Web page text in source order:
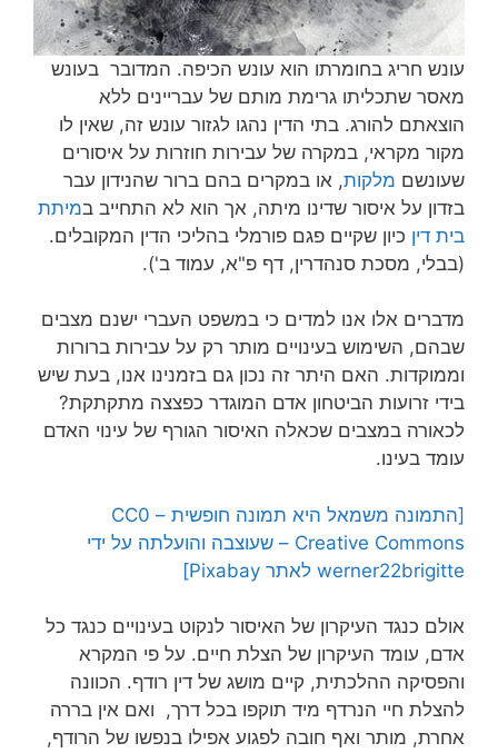
עונש חריג בחומרתו הוא עונש הכיפה. המדובר בעונש
מאסר שתכליתו גרימת מותם של עבריינים ללא
הוצאתם להורג. בתי הדין נהגו לגזור עונש זה, שאין לו
מקור מקראי, במקרה של עבירות חוזרות על איסורים
שעונשם מלקות, או במקרים בהם ברור שהנידון עבר
בזדון על איסור שדינו מיתה, אך הוא לא התחייב במיתת
בית דין כיון שקיים פגם פורמלי בהליכי הדין המקובלים.
(בבלי, מסכת סנהדרין, דף פ"א, עמוד ב').
מדברים אלו אנו למדים כי במשפט העברי ישנם מצבים
שבהם, השימוש בעינויים מותר רק על עבירות ברורות
וממוקדות. האם היתר זה נכון גם בזמנינו אנו, בעת שיש
בידי זרועות הביטחון אדם המוגדר כפצצה מתקתקת?
לכאורה במצבים שכאלה האיסור הגורף של עינוי האדם
עומד בעינו.
[התמונה משמאל היא תמונה חופשית – CC0
Creative Commons – שעוצבה והועלתה על ידי
werner22brigitte לאתר Pixabay]
אולם כנגד העיקרון של האיסור לנקוט בעינויים כנגד כל
אדם, עומד העיקרון של הצלת חיים. על פי המקרא
והפסיקה ההלכתית, קיים מושג של דין רודף. הכוונה
להצלת חיי הנרדף מיד תוקפו בכל דרך, ואם אין בררה
אחרת, מותר ואף חובה לפגוע אפילו בנפשו של הרודף,